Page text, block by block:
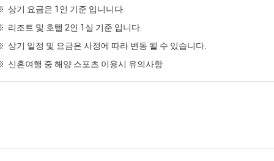
상기 요금은 1인 기준 입니니다.
리조트 및 호텔 2인 1실 기준 입니다.
상기 일정 및 요금은 사정에 따라 변동 될 수 있습니다.
신혼여행 중 해양 스포츠 이용시 유의사항